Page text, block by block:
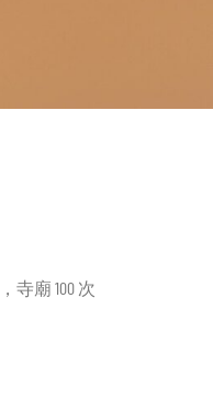
寺廟 100 次